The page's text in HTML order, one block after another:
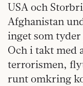
USA och
Afghanistan
inget som
Och i takt med
terrorismen,
runt omkring